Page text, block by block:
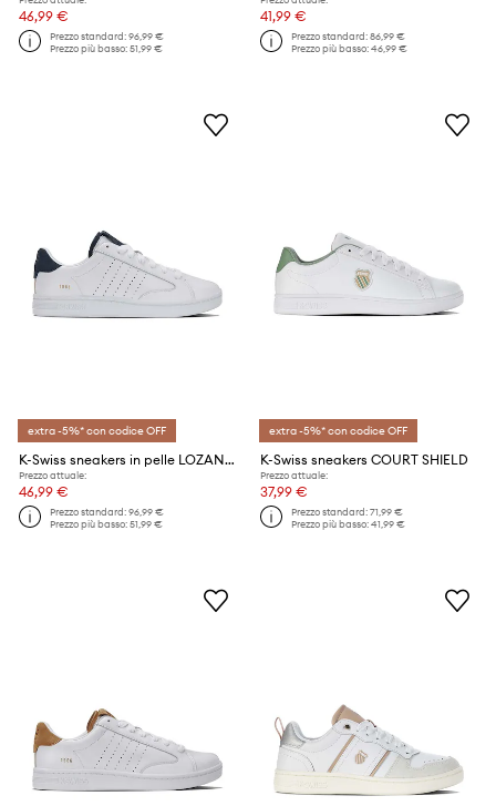
46,99 €
Prezzo standard:96,99 €
Prezzo più basso:51,99 €
41,99 €
Prezzo standard:86,99 €
Prezzo più basso:46,99 €
extra -5%* con codice OFF
K-Swiss sneakers in pelle LOZAN KLUB LTH
Prezzo attuale:
46,99 €
Prezzo standard:96,99 €
Prezzo più basso:51,99 €
extra -5%* con codice OFF
K-Swiss sneakers COURT SHIELD
Prezzo attuale:
37,99 €
Prezzo standard:71,99 €
Prezzo più basso:41,99 €